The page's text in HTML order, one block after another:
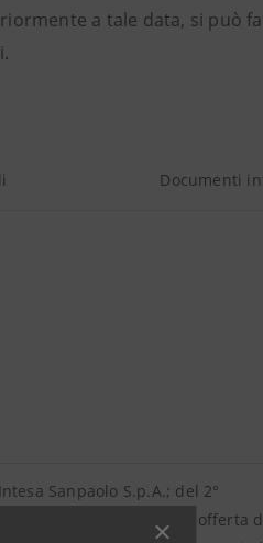
a tale data, si può
Documenti
Sanpaolo S.p.A.; del 2°
di emissione e di offerta